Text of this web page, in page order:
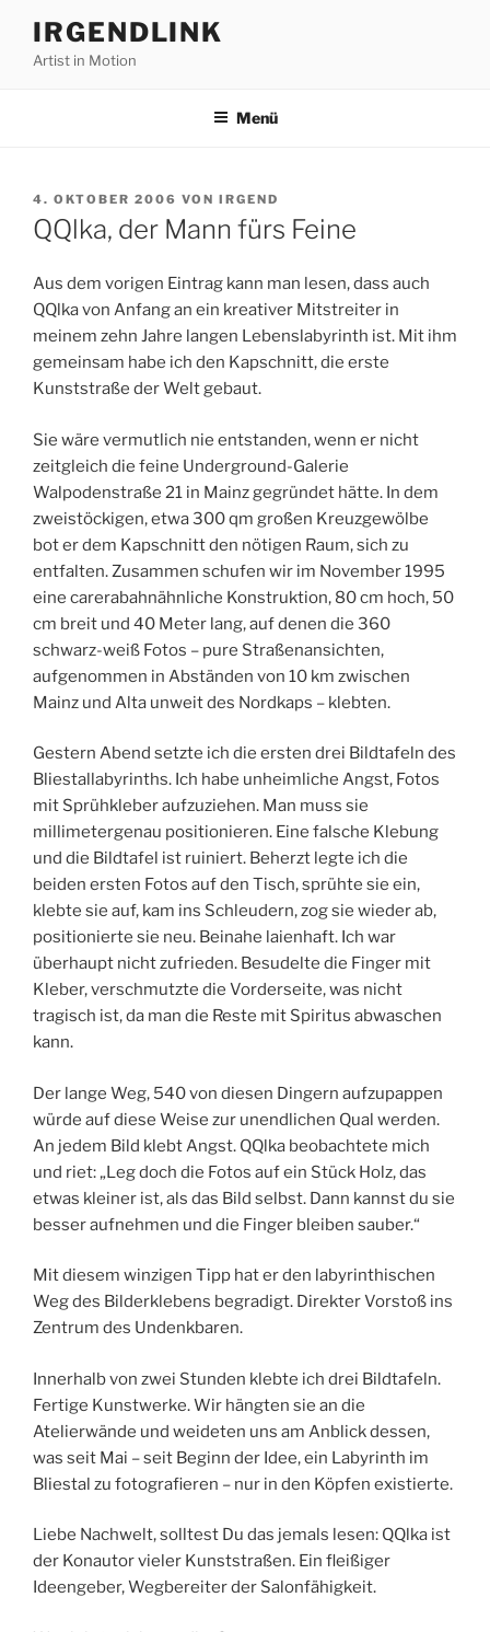
Inhalt
springen
IRGENDLINK
Artist in Motion
Menü
VERÖFFENTLICHT
AM
4. OKTOBER 2006 VON IRGEND
QQlka, der Mann fürs Feine
Aus dem vorigen Eintrag kann man lesen, dass auch
QQlka von Anfang an ein kreativer Mitstreiter in
meinem zehn Jahre langen Lebenslabyrinth ist. Mit ihm
gemeinsam habe ich den Kapschnitt, die erste
Kunststraße der Welt gebaut.
Sie wäre vermutlich nie entstanden, wenn er nicht
zeitgleich die feine Underground-Galerie
Walpodenstraße 21 in Mainz gegründet hätte. In dem
zweistöckigen, etwa 300 qm großen Kreuzgewölbe
bot er dem Kapschnitt den nötigen Raum, sich zu
entfalten. Zusammen schufen wir im November 1995
eine carerabahnähnliche Konstruktion, 80 cm hoch, 50
cm breit und 40 Meter lang, auf denen die 360
schwarz-weiß Fotos – pure Straßenansichten,
aufgenommen in Abständen von 10 km zwischen
Mainz und Alta unweit des Nordkaps – klebten.
Gestern Abend setzte ich die ersten drei Bildtafeln des
Bliestallabyrinths. Ich habe unheimliche Angst, Fotos
mit Sprühkleber aufzuziehen. Man muss sie
millimetergenau positionieren. Eine falsche Klebung
und die Bildtafel ist ruiniert. Beherzt legte ich die
beiden ersten Fotos auf den Tisch, sprühte sie ein,
klebte sie auf, kam ins Schleudern, zog sie wieder ab,
positionierte sie neu. Beinahe laienhaft. Ich war
überhaupt nicht zufrieden. Besudelte die Finger mit
Kleber, verschmutzte die Vorderseite, was nicht
tragisch ist, da man die Reste mit Spiritus abwaschen
kann.
Der lange Weg, 540 von diesen Dingern aufzupappen
würde auf diese Weise zur unendlichen Qual werden.
An jedem Bild klebt Angst. QQlka beobachtete mich
und riet: „Leg doch die Fotos auf ein Stück Holz, das
etwas kleiner ist, als das Bild selbst. Dann kannst du sie
besser aufnehmen und die Finger bleiben sauber.“
Mit diesem winzigen Tipp hat er den labyrinthischen
Weg des Bilderklebens begradigt. Direkter Vorstoß ins
Zentrum des Undenkbaren.
Innerhalb von zwei Stunden klebte ich drei Bildtafeln.
Fertige Kunstwerke. Wir hängten sie an die
Atelierwände und weideten uns am Anblick dessen,
was seit Mai – seit Beginn der Idee, ein Labyrinth im
Bliestal zu fotografieren – nur in den Köpfen existierte.
Liebe Nachwelt, solltest Du das jemals lesen: QQlka ist
der Konautor vieler Kunststraßen. Ein fleißiger
Ideengeber, Wegbereiter der Salonfähigkeit.